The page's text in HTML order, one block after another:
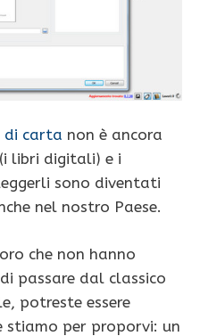
di carta non è ancora
libri digitali) e i
sono diventati
nel nostro Paese.
che non hanno
passare dal classico
potreste essere
stiamo per proporvi: un